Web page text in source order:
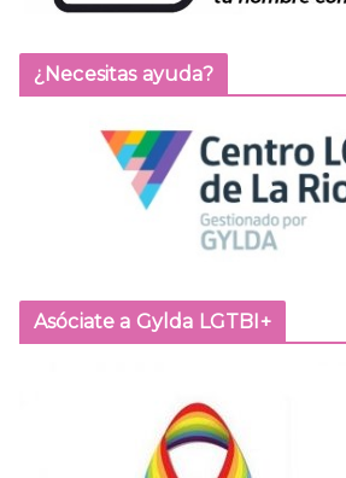
¿Necesitas ayuda?
Asóciate a Gylda LGTBI+